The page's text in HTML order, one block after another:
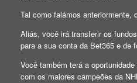
Tal como falámos anteriormente,
Aliás, você irá transferir os
para a sua conta da Bet365 e de
Você também terá a
com os maiores campeões da